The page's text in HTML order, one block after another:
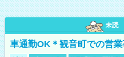
未読
車通勤OK＊観音町での営